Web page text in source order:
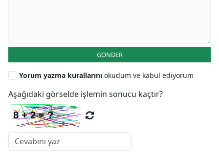
GÖNDER
Yorum yazma kurallarını okudum ve kabul ediyorum
Aşağıdaki görselde işlemin sonucu kaçtır?